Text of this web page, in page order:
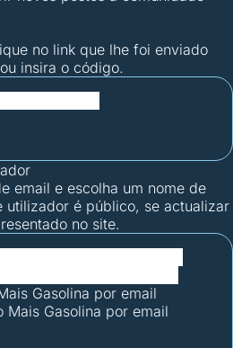
no link que lhe foi enviado
insira o código.
email e escolha um nome de
utilizador é público, se actualizar
no site.
Gasolina por email
Mais Gasolina por email